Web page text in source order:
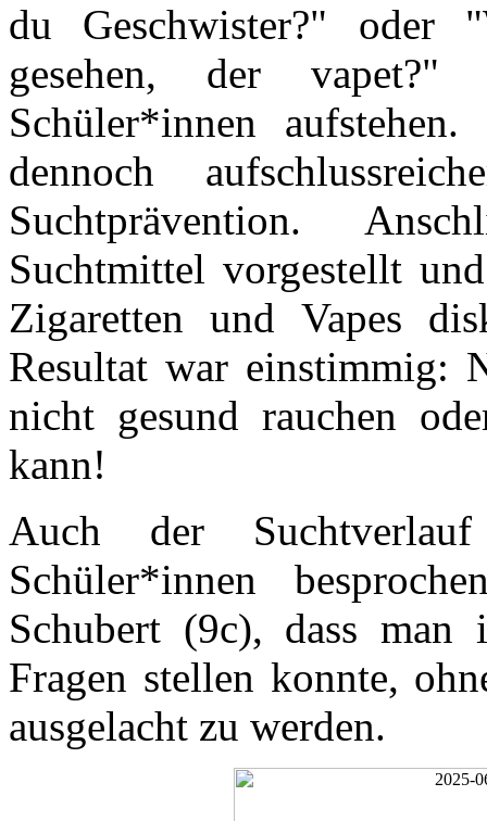
du Geschwister?" oder
gesehen, der vapet?"
Schüler*innen
dennoch
Suchtprävention.
Suchtmittel vorgestellt
Zigaretten und Vapes
Resultat war einstimmig:
nicht gesund rauchen
kann!
Auch der
Schüler*innen
Schubert (9c), dass man
Fragen stellen konnte,
ausgelacht zu werden.